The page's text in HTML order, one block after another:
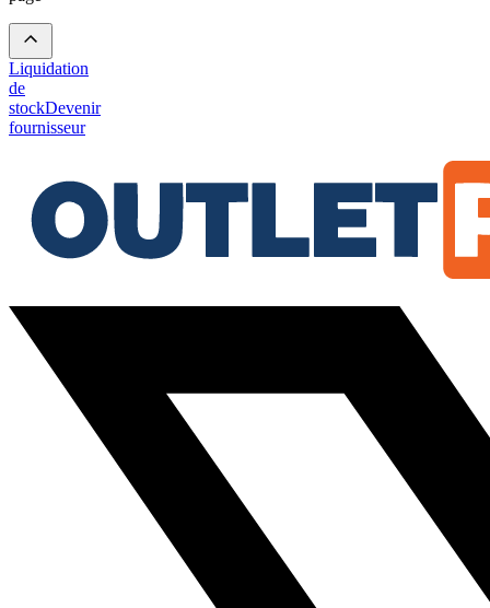
Liquidation
de
stockDevenir
fournisseur